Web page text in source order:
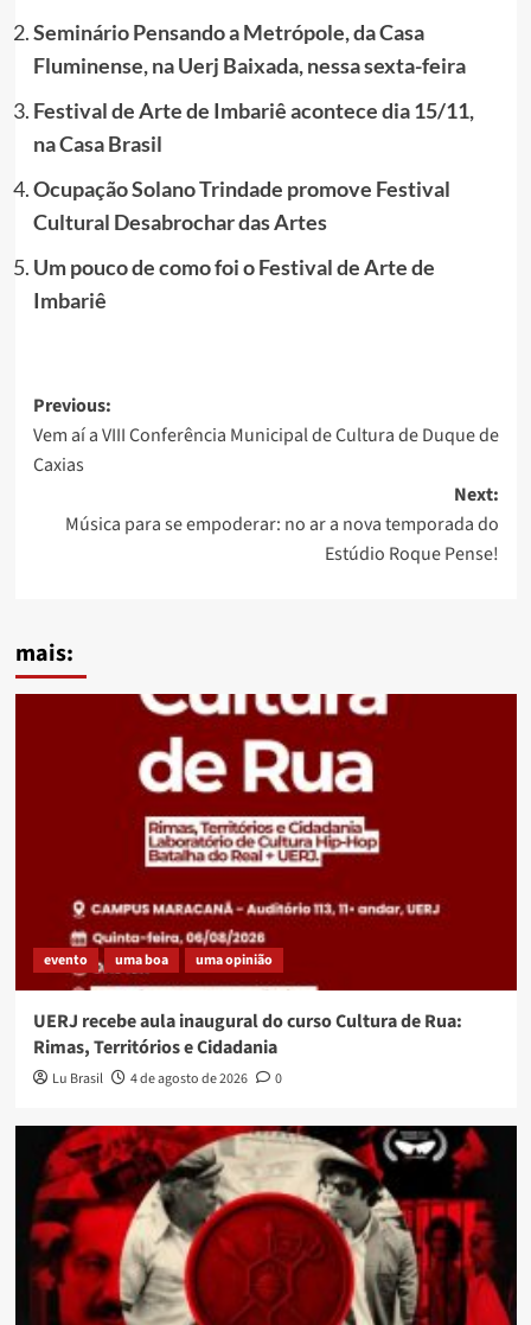
Seminário Pensando a Metrópole, da Casa
Fluminense, na Uerj Baixada, nessa sexta-feira
Festival de Arte de Imbariê acontece dia 15/11,
na Casa Brasil
Ocupação Solano Trindade promove Festival
Cultural Desabrochar das Artes
Um pouco de como foi o Festival de Arte de
Imbariê
Post
navigation
Previous:
Vem aí a VIII Conferência Municipal de Cultura de Duque de
Caxias
Next:
Música para se empoderar: no ar a nova temporada do
Estúdio Roque Pense!
mais:
evento uma boa uma opinião
UERJ recebe aula inaugural do curso Cultura de Rua:
Rimas, Territórios e Cidadania
Lu Brasil 4 de agosto de 2026 0